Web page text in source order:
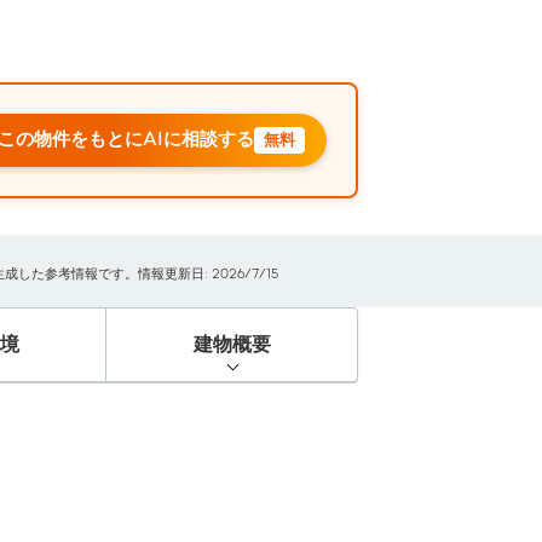
の物件をもとにAIに相談する 無料
した参考情報です。情報更新日: 2026/7/15
建物概要